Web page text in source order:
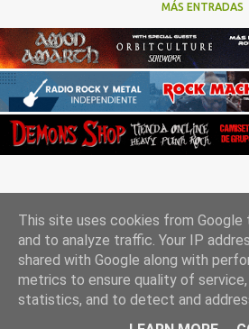
MÁS ENTRADAS
Con la tecnología
Rockgle.es 2010-
This site uses cookies from
and to analyze traffic. Your IP
shared with Google along with
metrics to ensure quality of
statistics, and to detect and